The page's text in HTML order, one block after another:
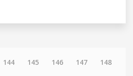
144 145 146 147 148